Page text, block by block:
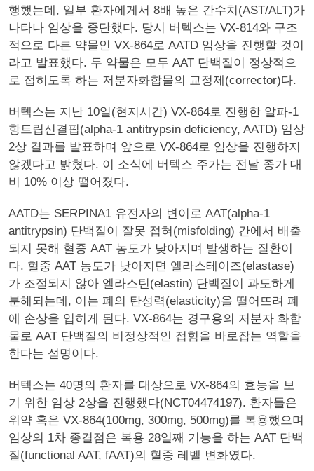
행했는데, 일부 환자에게서 8배 높은 간수치(AST/ALT)가
나타나 임상을 중단했다. 당시 버텍스는 VX-814와 구조
적으로 다른 약물인 VX-864로 AATD 임상을 진행할 것이
라고 발표했다. 두 약물은 모두 AAT 단백질이 정상적으
로 접히도록 하는 저분자화합물의 교정제(corrector)다.
버텍스는 지난 10일(현지시간) VX-864로 진행한 알파-1
항트립신결핍(alpha-1 antitrypsin deficiency, AATD) 임상
2상 결과를 발표하며 앞으로 VX-864로 임상을 진행하지
않겠다고 밝혔다. 이 소식에 버텍스 주가는 전날 종가 대
비 10% 이상 떨어졌다.
AATD는 SERPINA1 유전자의 변이로 AAT(alpha-1
antitrypsin) 단백질이 잘못 접혀(misfolding) 간에서 배출
되지 못해 혈중 AAT 농도가 낮아지며 발생하는 질환이
다. 혈중 AAT 농도가 낮아지면 엘라스테이즈(elastase)
가 조절되지 않아 엘라스틴(elastin) 단백질이 과도하게
분해되는데, 이는 폐의 탄성력(elasticity)을 떨어뜨려 폐
에 손상을 입히게 된다. VX-864는 경구용의 저분자 화합
물로 AAT 단백질의 비정상적인 접힘을 바로잡는 역할을
한다는 설명이다.
버텍스는 40명의 환자를 대상으로 VX-864의 효능을 보
기 위한 임상 2상을 진행했다(NCT04474197). 환자들은
위약 혹은 VX-864(100mg, 300mg, 500mg)를 복용했으며
임상의 1차 종결점은 복용 28일째 기능을 하는 AAT 단백
질(functional AAT, fAAT)의 혈중 레벨 변화였다.